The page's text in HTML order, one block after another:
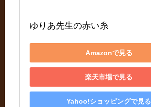
ゆりあ先生の赤い糸
Amazonで見る
楽天市場で見る
Yahoo!ショッピングで見る